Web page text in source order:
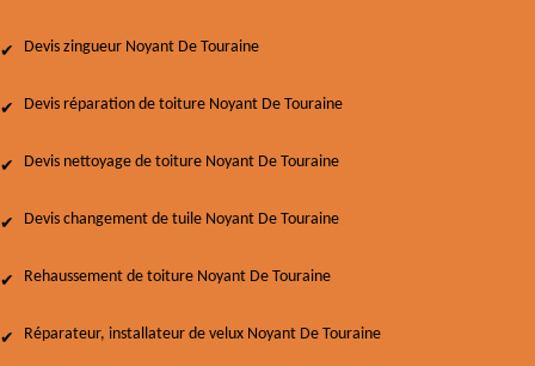
Devis zingueur Noyant De Touraine
Devis réparation de toiture Noyant De Touraine
Devis nettoyage de toiture Noyant De Touraine
Devis changement de tuile Noyant De Touraine
Rehaussement de toiture Noyant De Touraine
Réparateur, installateur de velux Noyant De Touraine